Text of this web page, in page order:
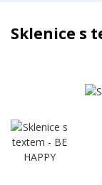
Sklenice s